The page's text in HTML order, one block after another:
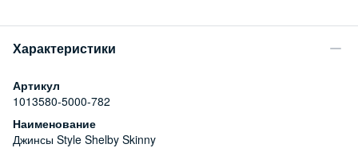
Характеристики
Артикул
1013580-5000-782
Наименование
Джинсы Style Shelby Skinny